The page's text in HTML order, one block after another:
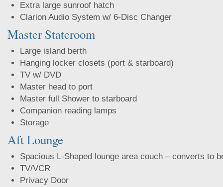
Extra large sunroof hatch
Clarion Audio System w/ 6-Disc Changer
Master Stateroom
Large island berth
Hanging locker closets (port & starboard)
TV w/ DVD
Master head to port
Master full Shower to starboard
Companion reading lamps
Storage
Aft Lounge
Spacious L-Shaped lounge area couch – converts to
TV/VCR
Privacy Door